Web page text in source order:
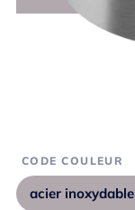
CODE COULEUR
acier inoxydable